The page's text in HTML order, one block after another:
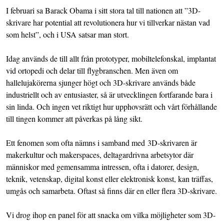
I februari sa Barack Obama i sitt stora tal till nationen att ”3D-
skrivare har potential att revolutionera hur vi tillverkar nästan vad
som helst”, och i USA satsar man stort.
Idag används de till allt från prototyper, mobiltelefonskal, implantat
vid ortopedi och delar till flygbranschen. Men även om
hallelujakörerna sjunger högt och 3D-skrivare används både
industriellt och av entusiaster, så är utvecklingen fortfarande bara i
sin linda. Och ingen vet riktigt hur upphovsrätt och vårt förhållande
till tingen kommer att påverkas på lång sikt.
Ett fenomen som ofta nämns i samband med 3D-skrivaren är
makerkultur och makerspaces, deltagardrivna arbetsytor där
människor med gemensamma intressen, ofta i datorer, design,
teknik, vetenskap, digital konst eller elektronisk konst, kan träffas,
umgås och samarbeta. Oftast så finns där en eller flera 3D-skrivare.
Vi drog ihop en panel för att snacka om vilka möjligheter som 3D-